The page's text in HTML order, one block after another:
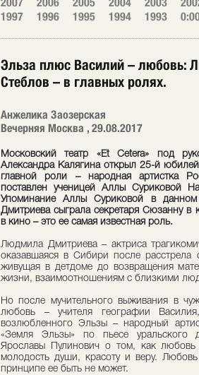
1997
1996 1995 1994 1993
Эльза плюс Василий – любовь:
Стеблов – в главных ролях.
Анжелика Заозерская
Вечерняя Москва , 29.08.2017
Московский театр «Et Сetera» под
Александра Калягина открыл 25-й
главной роли – народная артистка
поставлен ученицей Аллы Суриковой
Упоминание Аллы Суриковой в
Дмитриева сыграла секретаря Сюзанну
в кино – это ее самая известная роль.
Людмила Дмитриева – актриса
оказавшаяся в Сибири после
живущая в детдоме до возвращения
жизни, взаимоотношениям с близкими
Но после мучительного выживания в
любовь – учителя географии
возлюбленного Эльзы – народный
«Земля Эльзы» по пьесе уральского
Ярославы Пулинович о том, как любовь
молодость души, красоту и веру.
принципе ее быть не может.